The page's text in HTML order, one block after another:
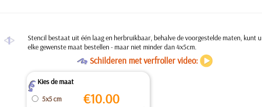
a
Stencil bestaat uit één laag en herbruikbaar, behalve de voorgestelde maten, kunt u
elke gewenste maat bestellen - maar niet minder dan 4x5cm.
OSchilderen met verfroller video:
ZKies de maat
5x5 cm
€10.00